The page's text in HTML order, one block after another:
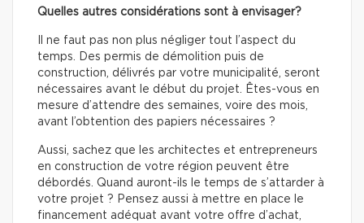
Quelles autres considérations sont à envisager?
Il ne faut pas non plus négliger tout l’aspect du
temps. Des permis de démolition puis de
construction, délivrés par votre municipalité, seront
nécessaires avant le début du projet. Êtes-vous en
mesure d’attendre des semaines, voire des mois,
avant l’obtention des papiers nécessaires ?
Aussi, sachez que les architectes et entrepreneurs
en construction de votre région peuvent être
débordés. Quand auront-ils le temps de s’attarder à
votre projet ? Pensez aussi à mettre en place le
financement adéquat avant votre offre d’achat,